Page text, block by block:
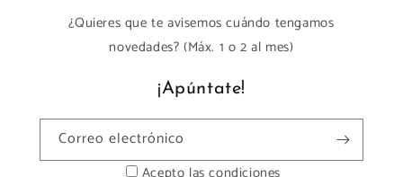
¿Quieres que te avisemos cuándo tengamos
novedades? (Máx. 1 o 2 al mes)
¡Apúntate!
Correo electrónico